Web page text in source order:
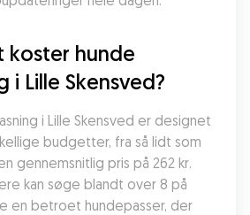
koster hunde
i Lille Skensved?
i Lille Skensved er designet
budgetter, fra så lidt som
gennemsnitlig pris på 262 kr.
kan søge blandt over 8 på
en betroet hundepasser, der